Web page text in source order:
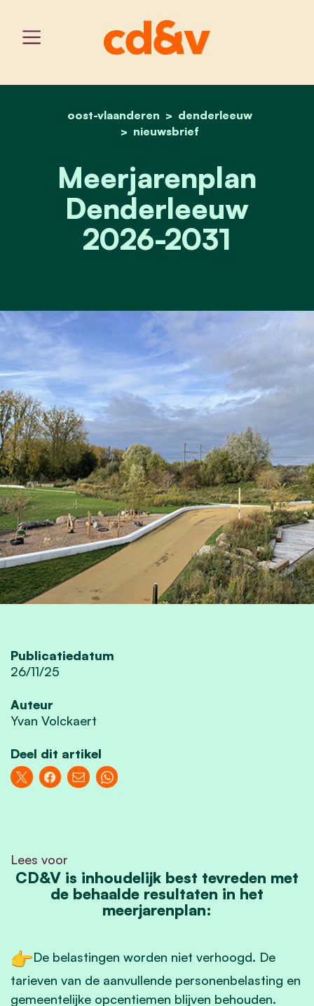
home
oost-vlaanderen
denderleeuw
nieuwsbrief
meerjarenplan
Meerjarenplan
Denderleeuw
2026-2031
Publicatiedatum
26/11/25
Auteur
Yvan Volckaert
Deel dit artikel
Lees voor
CD&V is inhoudelijk best tevreden met
de behaalde resultaten in het
meerjarenplan:
De belastingen worden niet verhoogd. De
tarieven van de aanvullende personenbelasting en
gemeentelijke opcentiemen blijven behouden.